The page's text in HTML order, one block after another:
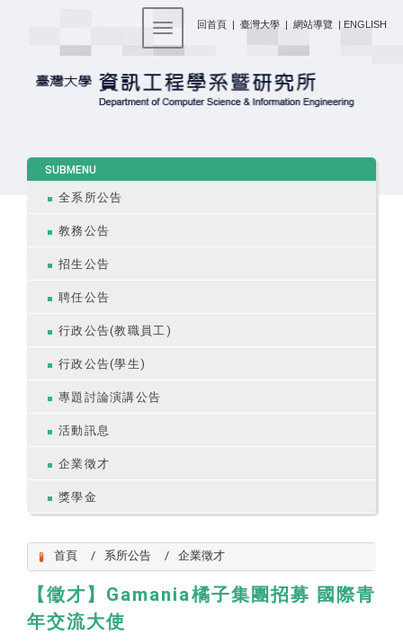
回首頁 | 臺灣大學 | 網站導覽 | ENGLISH
Toggle navigation
SUBMENU
全系所公告
教務公告
招生公告
聘任公告
行政公告(教職員工)
行政公告(學生)
專題討論演講公告
活動訊息
企業徵才
獎學金
首頁 系所公告 企業徵才
【徵才】Gamania橘子集團招募 國際青
年交流大使